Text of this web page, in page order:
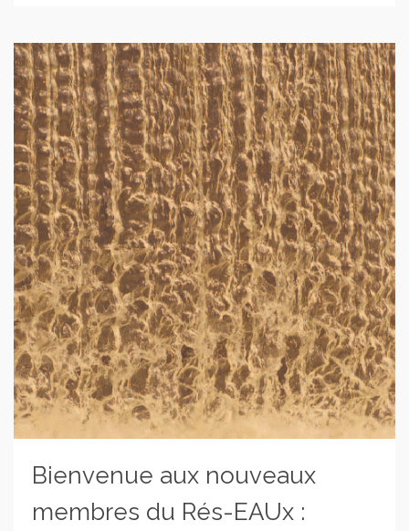
Bienvenue aux nouveaux
membres du Rés-EAUx :